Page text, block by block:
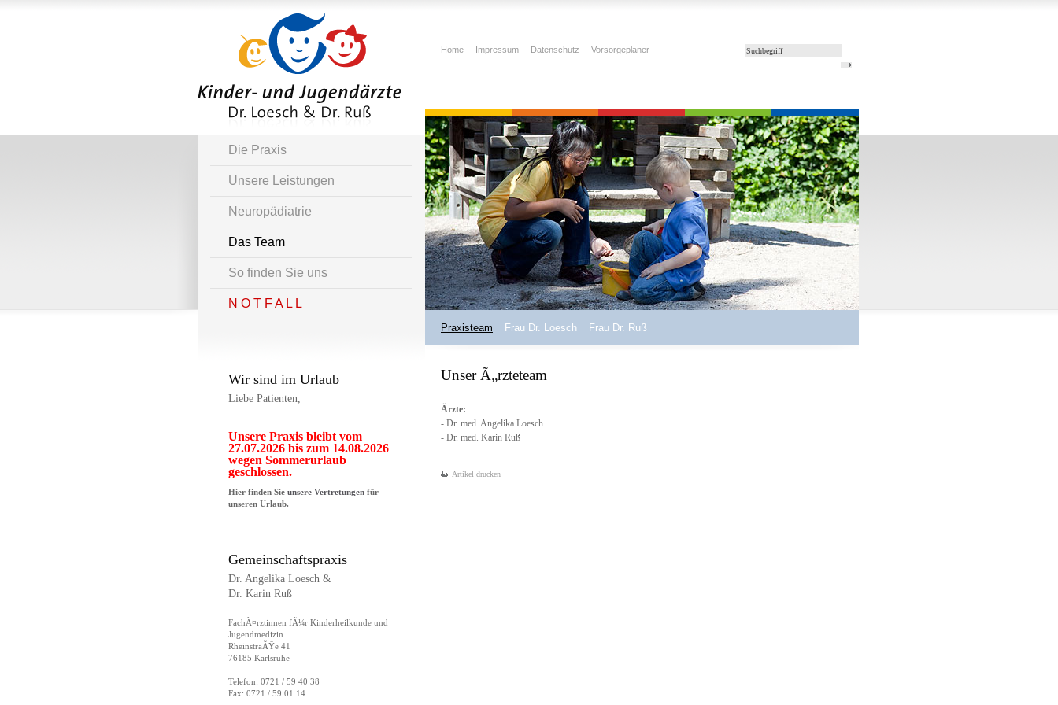
Die Praxis
Unsere Leistungen
Neuropädiatrie
Das Team
So finden Sie uns
N O T F A L L
Wir sind im Urlaub
Liebe Patienten,
Unsere Praxis bleibt vom
27.07.2026 bis zum 14.08.2026
wegen Sommerurlaub
geschlossen.
Hier finden Sie unsere Vertretungen für
unseren Urlaub.
Gemeinschaftspraxis
Dr. Angelika Loesch &
Dr. Karin Ruß
FachÃ¤rztinnen fÃ¼r Kinderheilkunde und
Jugendmedizin
RheinstraÃŸe 41
76185 Karlsruhe
Telefon: 0721 / 59 40 38
Fax: 0721 / 59 01 14
Home Impressum Datenschutz Vorsorgeplaner
Praxisteam Frau Dr. Loesch Frau Dr. Ruß
Unser Ã„rzteteam
Ärzte:
- Dr. med. Angelika Loesch
- Dr. med. Karin Ruß
Artikel drucken